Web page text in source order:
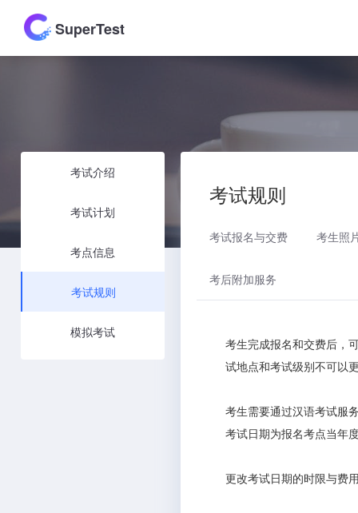
SuperTest
考试介绍
考试计划
考点信息
考试规则
模拟考试
考试规则
考试报名与交费 考生照
考后附加服务
考生完成报名和交费后，
试地点和考试级别不可以
考生需要通过汉语考试服
考试日期为报名考点当年
更改考试日期的时限与费